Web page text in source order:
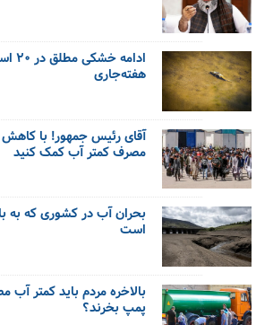
هفته‌جاری
آقای رئیس جمهور! با کاهش
مصرف کمتر آب کمک کنید
بحران آب در کشوری که به
است
بالاخره مردم باید کمتر آب
پمپ بخرند؟